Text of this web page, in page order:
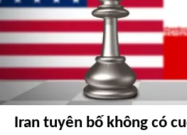
Iran tuyên bố không có